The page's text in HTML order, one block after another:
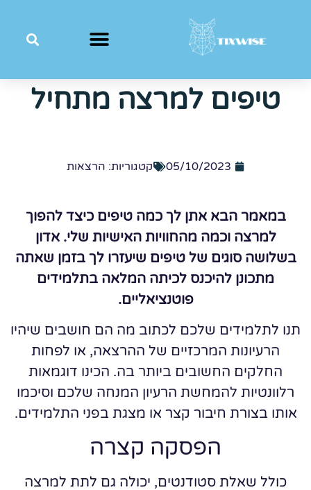
טיפים למרצה מתחיל
05/10/2023 קטגוריות: הרצאות
במאמר הבא אתן לך כמה טיפים כיצד להפוך
למרצה וכמה מהחוויות האישיות שלי. אדון
בשלושה סוגים של טיפים שיעזרו לך בזמן שאתה
מתכונן להיכנס לכיתה המלאה בתלמידים
פוטנציאליים.
תנו לתלמידים שלכם לכתוב מה הם חושבים שיהיו
הרעיונות המרכזיים של ההרצאה, או לפחות
החלקים החשובים ביותר בה. הכינו דוגמאות
רלוונטיות להמחשת הרעיון המנחה שלכם וסיכמו
אותו בצורת חיבור קצר או מצגת בפני התלמידים.
הפסקה קצרה
כולל שאלת סטודנטים, יכולה גם לתת למרצה